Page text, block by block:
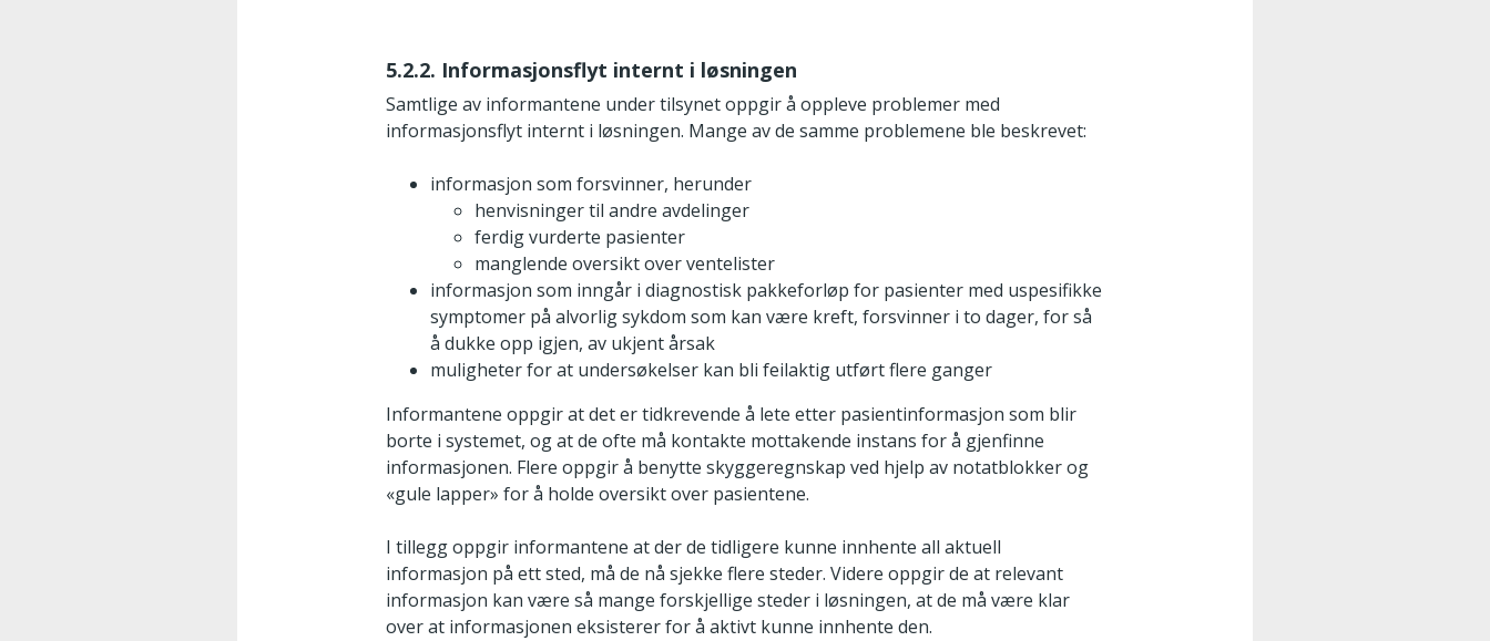
5.2.2. Informasjonsflyt internt i løsningen
Samtlige av informantene under tilsynet oppgir å oppleve problemer med
informasjonsflyt internt i løsningen. Mange av de samme problemene ble beskrevet:
informasjon som forsvinner, herunder
henvisninger til andre avdelinger
ferdig vurderte pasienter
manglende oversikt over ventelister
informasjon som inngår i diagnostisk pakkeforløp for pasienter med uspesifikke
symptomer på alvorlig sykdom som kan være kreft, forsvinner i to dager, for så
å dukke opp igjen, av ukjent årsak
muligheter for at undersøkelser kan bli feilaktig utført flere ganger
Informantene oppgir at det er tidkrevende å lete etter pasientinformasjon som blir
borte i systemet, og at de ofte må kontakte mottakende instans for å gjenfinne
informasjonen. Flere oppgir å benytte skyggeregnskap ved hjelp av notatblokker og
«gule lapper» for å holde oversikt over pasientene.
I tillegg oppgir informantene at der de tidligere kunne innhente all aktuell
informasjon på ett sted, må de nå sjekke flere steder. Videre oppgir de at relevant
informasjon kan være så mange forskjellige steder i løsningen, at de må være klar
over at informasjonen eksisterer for å aktivt kunne innhente den.